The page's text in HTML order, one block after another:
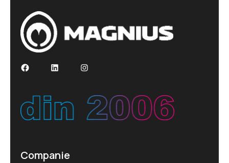
FacebookLinkedInInstagram
Companie